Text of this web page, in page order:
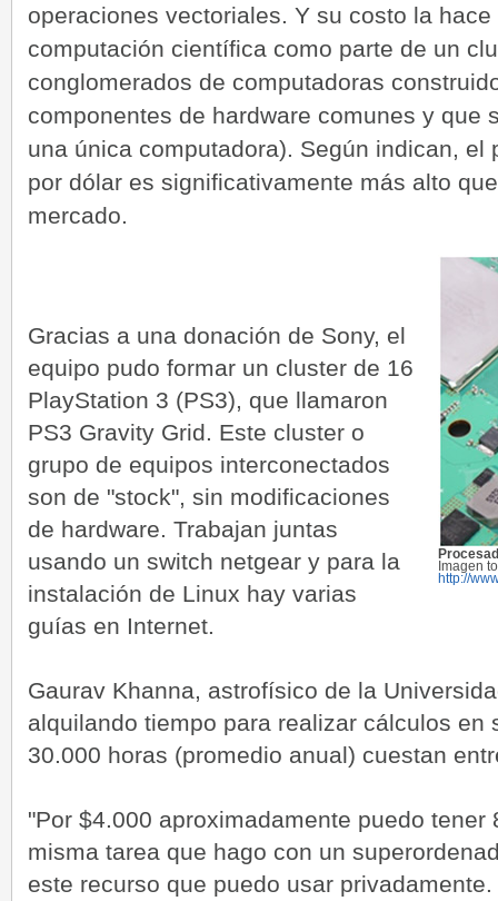
operaciones vectoriales. Y su costo la
computación científica como parte de un
conglomerados de computadoras
componentes de hardware comunes y que
una única computadora). Según indican, el
por dólar es significativamente más alto
mercado.
Imagen
http://
Gracias a una donación de Sony, el
equipo pudo formar un cluster de 16
PlayStation 3 (PS3), que llamaron
PS3 Gravity Grid. Este cluster o
grupo de equipos interconectados
son de "stock", sin modificaciones
de hardware. Trabajan juntas
usando un switch netgear y para la
instalación de Linux hay varias
guías en Internet.
Gaurav Khanna, astrofísico de la
alquilando tiempo para realizar cálculos en
30.000 horas (promedio anual) cuestan
"Por $4.000 aproximadamente puedo tener
misma tarea que hago con un
este recurso que puedo usar